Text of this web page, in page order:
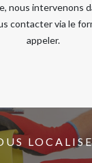
nous intervenons
contacter via le
appeler.